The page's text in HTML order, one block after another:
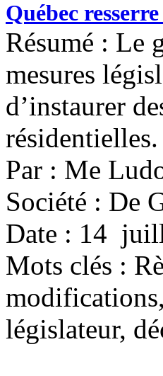
Québec
Résumé : Le
mesures
d’instaurer
résidentielles.
Par : Me
Société : De
Date : 14
Mots clés :
législateur,